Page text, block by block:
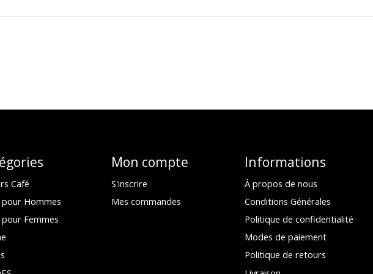
Café
pour Hommes
pour Femmes
Mon compte
S'inscrire
Mes commandes
Informations
À propos de nous
Conditions Générales
Politique de confidentialité
Modes de paiement
Politique de retours